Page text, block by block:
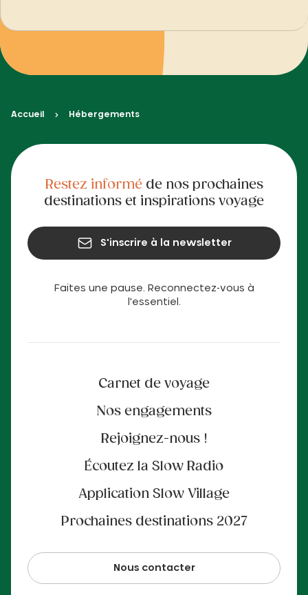
Accueil Hébergements
Faites une pause. Reconnectez-vous à
l'essentiel.
Carnet de voyage
Nos engagements
Rejoignez-nous !
Écoutez la Slow Radio
Application Slow Village
Prochaines destinations 2027
Nous contacter
Restez informéde nos prochaines
destinations et inspirations voyage
S'inscrire à la newsletter